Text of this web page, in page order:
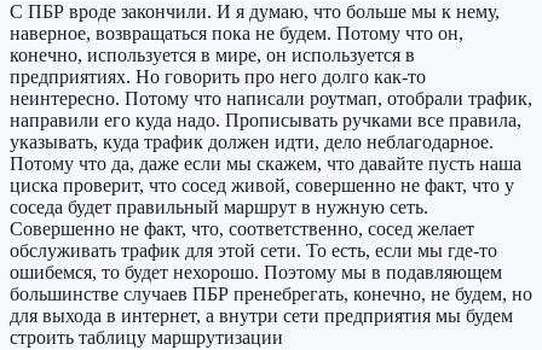
С ПБР вроде закончили. И я думаю, что больше мы к нему,
наверное, возвращаться пока не будем. Потому что он,
конечно, используется в мире, он используется в
предприятиях. Но говорить про него долго как-то
неинтересно. Потому что написали роутмап, отобрали трафик,
направили его куда надо. Прописывать ручками все правила,
указывать, куда трафик должен идти, дело неблагодарное.
Потому что да, даже если мы скажем, что давайте пусть наша
циска проверит, что сосед живой, совершенно не факт, что у
соседа будет правильный маршрут в нужную сеть.
Совершенно не факт, что, соответственно, сосед желает
обслуживать трафик для этой сети. То есть, если мы где-то
ошибемся, то будет нехорошо. Поэтому мы в подавляющем
большинстве случаев ПБР пренебрегать, конечно, не будем, но
для выхода в интернет, а внутри сети предприятия мы будем
строить таблицу маршрутизации